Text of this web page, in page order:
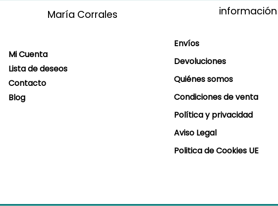
María Corrales
Mi Cuenta
Lista de deseos
Contacto
Blog
información
Envíos
Devoluciones
Quiénes somos
Condiciones de venta
Política y privacidad
Aviso Legal
Politica de Cookies UE